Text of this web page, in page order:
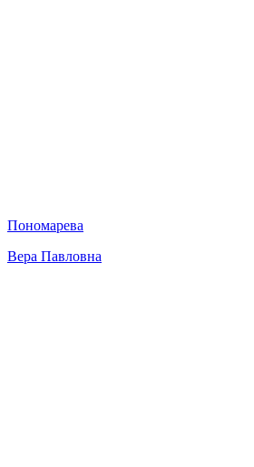
Пономарева
Вера Павловна